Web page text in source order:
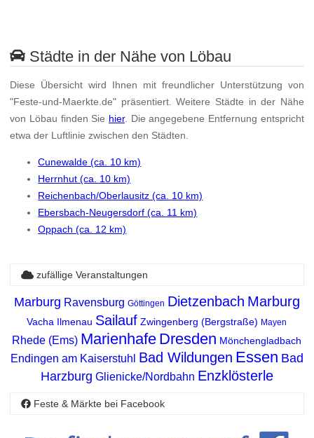
Städte in der Nähe von Löbau
Diese Übersicht wird Ihnen mit freundlicher Unterstützung von
"Feste-und-Maerkte.de" präsentiert. Weitere Städte in der Nähe
von Löbau finden Sie hier. Die angegebene Entfernung entspricht
etwa der Luftlinie zwischen den Städten.
Cunewalde (ca. 10 km)
Herrnhut (ca. 10 km)
Reichenbach/Oberlausitz (ca. 10 km)
Ebersbach-Neugersdorf (ca. 11 km)
Oppach (ca. 12 km)
zufällige Veranstaltungen
Marburg Ravensburg Göttingen Dietzenbach Marburg
Vacha Ilmenau Sailauf Zwingenberg (Bergstraße) Mayen
Rhede (Ems) Marienhafe Dresden Mönchengladbach
Endingen am Kaiserstuhl Bad Wildungen Essen Bad
Harzburg Glienicke/Nordbahn Enzklösterle
Feste & Märkte bei Facebook